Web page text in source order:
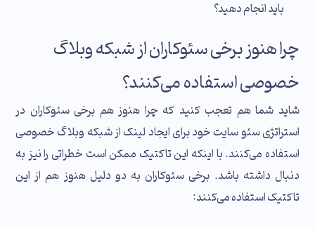
باید انجام دهید؟
چرا هنوز برخی سئوکاران از شبکه وبلاگ
خصوصی استفاده می‌کنند؟
شاید شما هم تعجب کنید که چرا هنوز هم برخی سئوکاران در
استراتژی سئو سایت خود برای ایجاد لینک از شبکه وبلاگ خصوصی
استفاده می‌کنند. با اینکه این تاکتیک ممکن است خطراتی را نیز به
دنبال داشته باشد. برخی سئوکاران به دو دلیل هنوز هم از این
تاکتیک استفاده می‌کنند: